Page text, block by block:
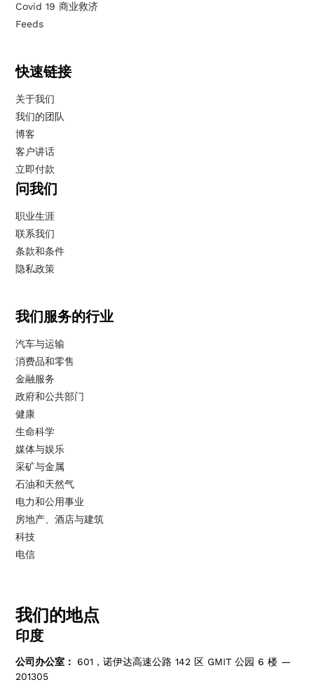
Covid 19 商业救济
Feeds
快速链接
关于我们
我们的团队
博客
客户讲话
立即付款
问我们
职业生涯
联系我们
条款和条件
隐私政策
我们服务的行业
汽车与运输
消费品和零售
金融服务
政府和公共部门
健康
生命科学
媒体与娱乐
采矿与金属
石油和天然气
电力和公用事业
房地产、酒店与建筑
科技
电信
我们的地点
印度
公司办公室： 601，诺伊达高速公路 142 区 GMIT 公园 6 楼 —
201305